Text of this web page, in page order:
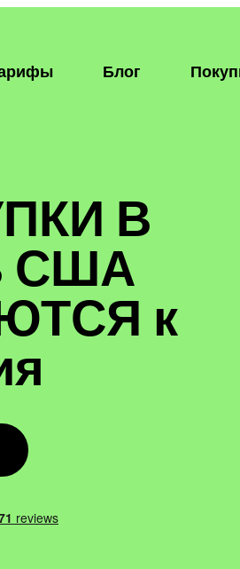
Блог
В
США
к